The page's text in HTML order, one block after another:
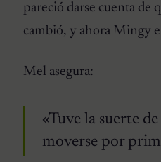
pareció darse cuenta de
cambió, y ahora Mingy
Mel asegura:
«Tuve la suerte
moverse por